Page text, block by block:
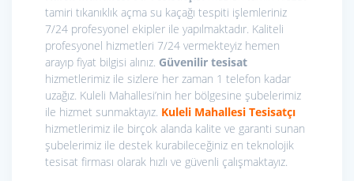
tamiri tıkanıklık açma su kaçağı tespiti işlemleriniz
7/24 profesyonel ekipler ile yapılmaktadır. Kaliteli
profesyonel hizmetleri 7/24 vermekteyiz hemen
arayıp fiyat bilgisi alınız. Güvenilir tesisat
hizmetlerimiz ile sizlere her zaman 1 telefon kadar
uzağız. Kuleli Mahallesi’nin her bölgesine şubelerimiz
ile hizmet sunmaktayız. Kuleli Mahallesi Tesisatçı
hizmetlerimiz ile birçok alanda kalite ve garanti sunan
şubelerimiz ile destek kurabileceğiniz en teknolojik
tesisat firması olarak hızlı ve güvenli çalışmaktayız.